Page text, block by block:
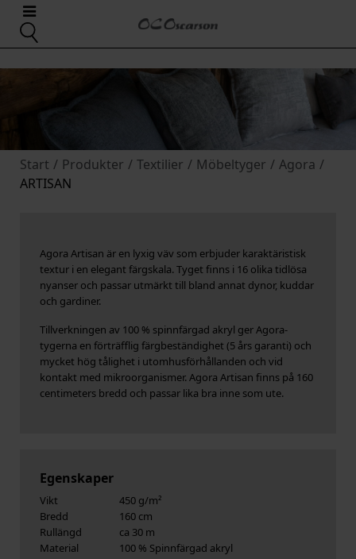
Start / Produkter / Textilier / Möbeltyger / Agora /
ARTISAN
Agora Artisan är en lyxig väv som erbjuder karaktäristisk
textur i en elegant färgskala. Tyget finns i 16 olika tidlösa
nyanser och passar utmärkt till bland annat dynor, kuddar
och gardiner.
Tillverkningen av 100 % spinnfärgad akryl ger Agora-
tygerna en förträfflig färgbeständighet (5 års garanti) och
mycket hög tålighet i utomhusförhållanden och vid
kontakt med mikroorganismer. Agora Artisan finns på 160
centimeters bredd och passar lika bra inne som ute.
Egenskaper
Vikt
450 g/m²
Bredd
160 cm
Rullängd
ca 30 m
Material
100 % Spinnfärgad akryl